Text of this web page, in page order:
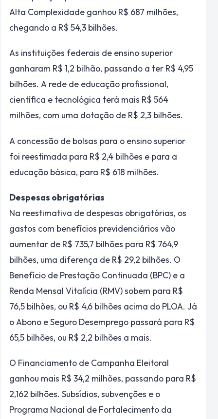
Alta Complexidade ganhou R$ 687 milhões,
chegando a R$ 54,3 bilhões.
As instituições federais de ensino superior
ganharam R$ 1,2 bilhão, passando a ter R$ 4,95
bilhões. A rede de educação profissional,
científica e tecnológica terá mais R$ 564
milhões, com uma dotação de R$ 2,3 bilhões.
A concessão de bolsas para o ensino superior
foi reestimada para R$ 2,4 bilhões e para a
educação básica, para R$ 618 milhões.
Despesas obrigatórias
Na reestimativa de despesas obrigatórias, os
gastos com benefícios previdenciários vão
aumentar de R$ 735,7 bilhões para R$ 764,9
bilhões, uma diferença de R$ 29,2 bilhões. O
Benefício de Prestação Continuada (BPC) e a
Renda Mensal Vitalícia (RMV) sobem para R$
76,5 bilhões, ou R$ 4,6 bilhões acima do PLOA. Já
o Abono e Seguro Desemprego passará para R$
65,5 bilhões, ou R$ 2,2 bilhões a mais.
O Financiamento de Campanha Eleitoral
ganhou mais R$ 34,2 milhões, passando para R$
2,162 bilhões. Subsídios, subvenções e o
Programa Nacional de Fortalecimento da